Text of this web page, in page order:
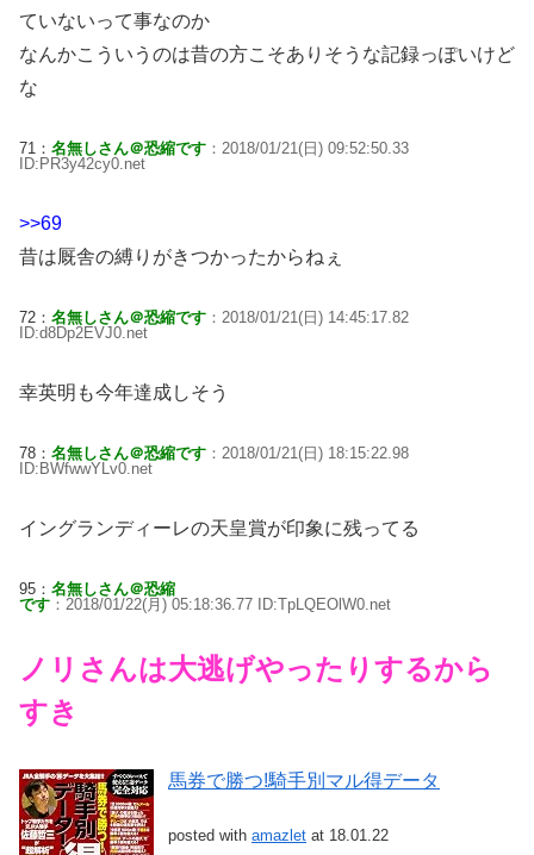
ていないって事なのか
なんかこういうのは昔の方こそありそうな記録っぽいけど
な
71： 名無しさん＠恐縮です ：2018/01/21(日) 09:52:50.33
ID:PR3y42cy0.net
>>69
昔は厩舎の縛りがきつかったからねぇ
72： 名無しさん＠恐縮です ：2018/01/21(日) 14:45:17.82
ID:d8Dp2EVJ0.net
幸英明も今年達成しそう
78： 名無しさん＠恐縮です ：2018/01/21(日) 18:15:22.98
ID:BWfwwYLv0.net
イングランディーレの天皇賞が印象に残ってる
95： 名無しさん＠恐縮
です ：2018/01/22(月) 05:18:36.77 ID:TpLQEOlW0.net
ノリさんは大逃げやったりするから
すき
馬券で勝つ!騎手別マル得データ
posted with amazlet at 18.01.22